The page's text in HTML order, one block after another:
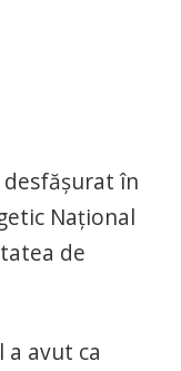
desfăşurat în
Naţional
de
a avut ca